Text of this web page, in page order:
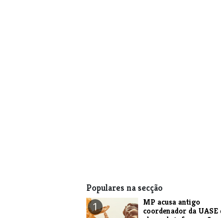
Populares na secção
1
MP acusa antigo
coordenador da UASE